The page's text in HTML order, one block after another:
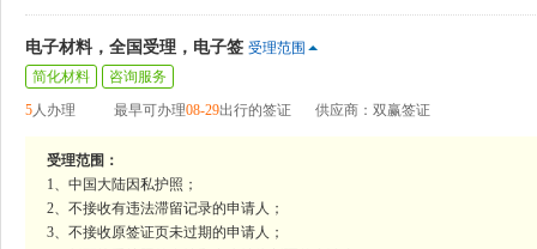
电子材料，全国受理，电子签 受理范围
简化材料
咨询服务
5人办理 最早可办理08-29出行的签证 供应商：双赢签证
受理范围：
1、中国大陆因私护照；
2、不接收有违法滞留记录的申请人；
3、不接收原签证页未过期的申请人；